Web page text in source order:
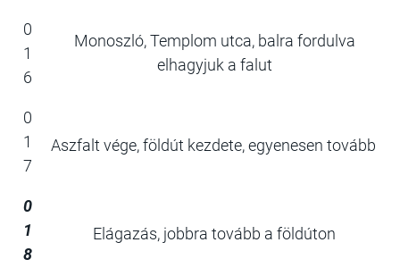
0
1
6
Monoszló, Templom utca, balra fordulva
elhagyjuk a falut
0
1
7
Aszfalt vége, földút kezdete, egyenesen tovább
0
1
8
Elágazás, jobbra tovább a földúton